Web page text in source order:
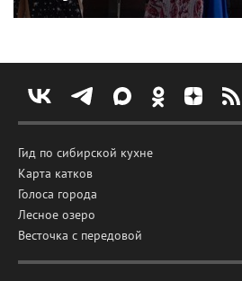
Гид по сибирской кухне
Карта катков
Голоса города
Лесное озеро
Весточка с передовой